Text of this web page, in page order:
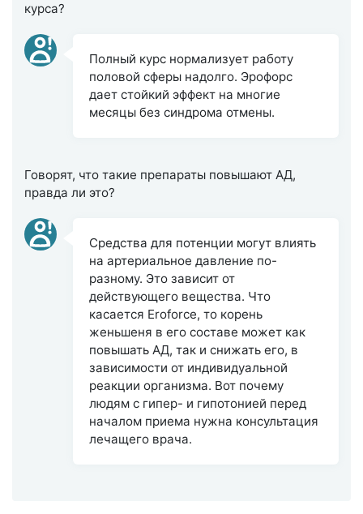
курса?
Полный курс нормализует работу
половой сферы надолго. Эрофорс
дает стойкий эффект на многие
месяцы без синдрома отмены.
Говорят, что такие препараты повышают АД,
правда ли это?
Средства для потенции могут влиять
на артериальное давление по-
разному. Это зависит от
действующего вещества. Что
касается Eroforce, то корень
женьшеня в его составе может как
повышать АД, так и снижать его, в
зависимости от индивидуальной
реакции организма. Вот почему
людям с гипер- и гипотонией перед
началом приема нужна консультация
лечащего врача.